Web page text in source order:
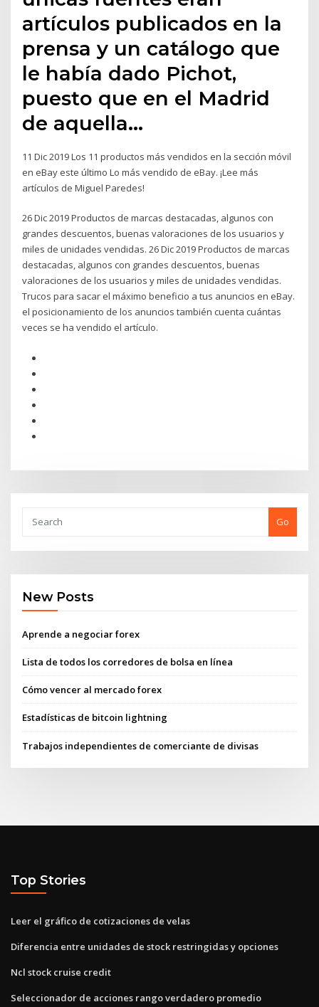
artículos publicados en la
prensa y un catálogo que
le había dado Pichot,
puesto que en el Madrid
de aquella…
11 Dic 2019 Los 11 productos más vendidos en la sección móvil
en eBay este último Lo más vendido de eBay. ¡Lee más
artículos de Miguel Paredes!
26 Dic 2019 Productos de marcas destacadas, algunos con
grandes descuentos, buenas valoraciones de los usuarios y
miles de unidades vendidas. 26 Dic 2019 Productos de marcas
destacadas, algunos con grandes descuentos, buenas
valoraciones de los usuarios y miles de unidades vendidas.
Trucos para sacar el máximo beneficio a tus anuncios en eBay.
el posicionamiento de los anuncios también cuenta cuántas
veces se ha vendido el artículo.
Go
New Posts
Aprende a negociar forex
Lista de todos los corredores de bolsa en línea
Cómo vencer al mercado forex
Estadísticas de bitcoin lightning
Trabajos independientes de comerciante de divisas
Top Stories
Leer el gráfico de cotizaciones de velas
Diferencia entre unidades de stock restringidas y opciones
Ncl stock cruise credit
Seleccionador de acciones rango verdadero promedio